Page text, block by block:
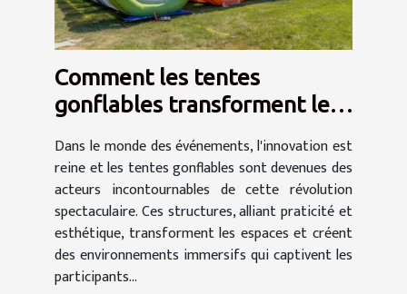
Comment les tentes
gonflables transforment les
Dans le monde des événements, l'innovation est
reine et les tentes gonflables sont devenues des
acteurs incontournables de cette révolution
spectaculaire. Ces structures, alliant praticité et
esthétique, transforment les espaces et créent
des environnements immersifs qui captivent les
participants...